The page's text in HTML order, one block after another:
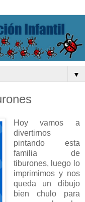
▼
Hoy vamos a
divertirnos
pintando esta
familia de
tiburones, luego lo
imprimimos y nos
queda un dibujo
bien chulo para